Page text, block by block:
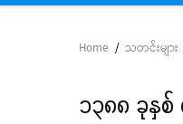
Home / သတင်းများ
၁၃၈၈ ခုနှစ်